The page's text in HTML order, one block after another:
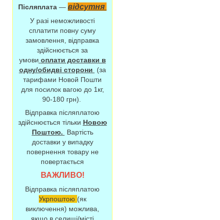
Післяплата — відсутня
У разі неможливості
сплатити повну суму
замовлення, відправка
здійснюється за
умови оплати доставки в
одну/обидві сторони
(за
тарифами Новой Пошти
для посилок вагою до 1кг,
90-180 грн).
Відправка післяплатою
здійснюється тільки Новою
Поштою.
Вартість
доставки у випадку
повернення товару не
повертається
ВАЖЛИВО!
Відправка післяплатою
Укрпоштою (як
виключення) можлива,
якщо в селищі/місті